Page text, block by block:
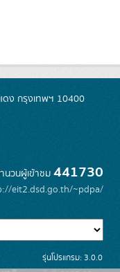
ง กรุงเทพฯ 10400
นวนผู้เข้าชม441730
eit2.dsd.go.th/~pdpa/
รุ่นโปรแกรม: 3.0.0